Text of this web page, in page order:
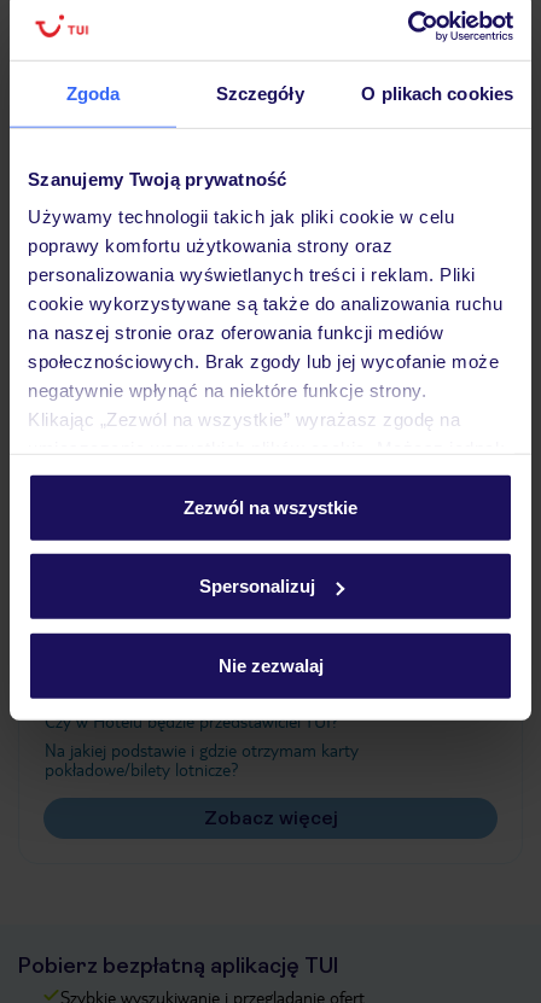
Zgoda Szczegóły O plikach cookies
Szanujemy Twoją prywatność
Używamy technologii takich jak pliki cookie w celu
poprawy komfortu użytkowania strony oraz
personalizowania wyświetlanych treści i reklam. Pliki
cookie wykorzystywane są także do analizowania ruchu
na naszej stronie oraz oferowania funkcji mediów
społecznościowych. Brak zgody lub jej wycofanie może
negatywnie wpłynąć na niektóre funkcje strony.
Klikając „Zezwól na wszystkie” wyrażasz zgodę na
personalizować swój wybór wchodząc w zakładkę
Szczegółowe informacje o plikach cookie znajdziesz
Zezwól na wszystkie
Spersonalizuj
Nie zezwalaj
Lider niskich cen 30 lat w
Hotel
Pokoje
Wyżywienie
Ważne informacje
Często zadawane pytania
Czy w Hotelu będzie przedstawiciel TUI?
Na jakiej podstawie i gdzie otrzymam karty
pokładowe/bilety lotnicze?
Zobacz więcej
Pobierz bezpłatną aplikację TUI
Szybkie wyszukiwanie i przeglądanie ofert